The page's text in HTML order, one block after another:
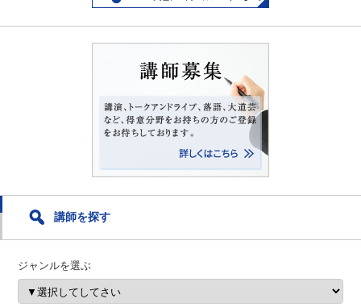
講師を探す
ジャンルを選ぶ